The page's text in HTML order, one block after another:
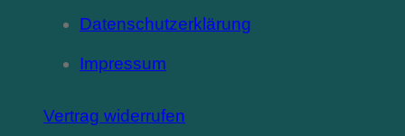
Datenschutzerklärung
Impressum
Vertrag widerrufen